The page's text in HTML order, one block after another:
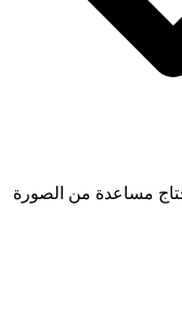
مساعدة من الصورة